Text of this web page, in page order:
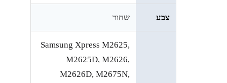
צבע שחור
Samsung Xpress M2625,
M2625D, M2626,
M2626D, M2675N,